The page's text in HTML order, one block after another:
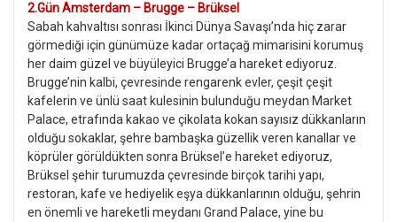
2.Gün Amsterdam – Brugge – Brüksel
Sabah kahvaltısı sonrası İkinci Dünya Savaşı’nda hiç zarar
görmediği için günümüze kadar ortaçağ mimarisini korumuş
her daim güzel ve büyüleyici Brugge’a hareket ediyoruz.
Brugge’nin kalbi, çevresinde rengarenk evler, çeşit çeşit
kafelerin ve ünlü saat kulesinin bulunduğu meydan Market
Palace, etrafında kakao ve çikolata kokan sayısız dükkanların
olduğu sokaklar, şehre bambaşka güzellik veren kanallar ve
köprüler görüldükten sonra Brüksel’e hareket ediyoruz,
Brüksel şehir turumuzda çevresinde birçok tarihi yapı,
restoran, kafe ve hediyelik eşya dükkanlarının olduğu, şehrin
en önemli ve hareketli meydanı Grand Palace, yine bu